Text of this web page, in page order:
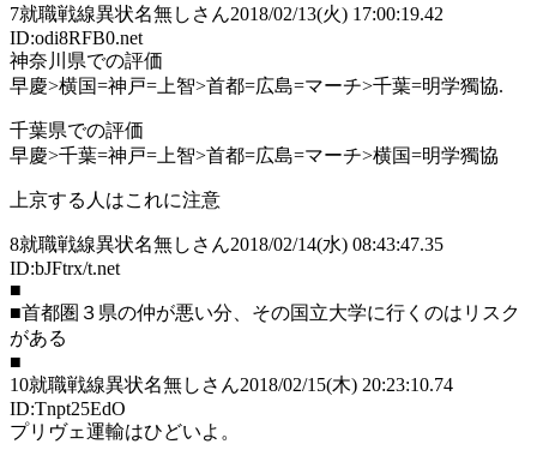
7就職戦線異状名無しさん2018/02/13(火) 17:00:19.42
ID:odi8RFB0.net
神奈川県での評価
早慶>横国=神戸=上智>首都=広島=マーチ>千葉=明学獨協.
千葉県での評価
早慶>千葉=神戸=上智>首都=広島=マーチ>横国=明学獨協
上京する人はこれに注意
8就職戦線異状名無しさん2018/02/14(水) 08:43:47.35
ID:bJFtrx/t.net
■
■首都圏３県の仲が悪い分、その国立大学に行くのはリスク
がある
■
10就職戦線異状名無しさん2018/02/15(木) 20:23:10.74
ID:Tnpt25EdO
プリヴェ運輸はひどいよ。